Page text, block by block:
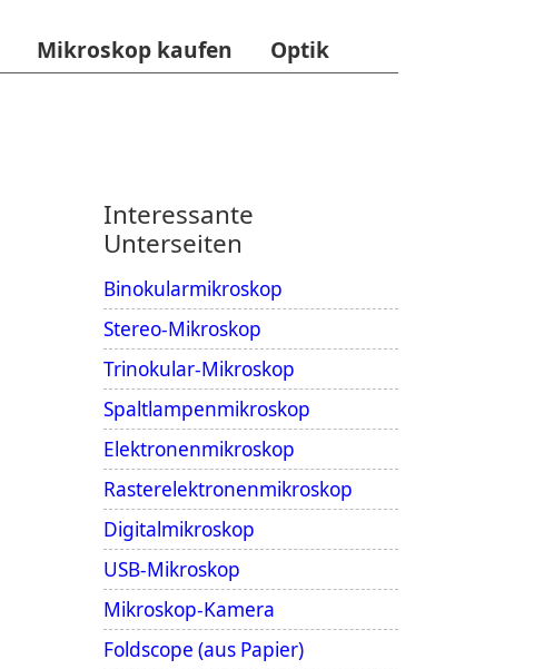
Mikroskop kaufen
Optik
Interessante
Unterseiten
Binokularmikroskop
Stereo-Mikroskop
Trinokular-Mikroskop
Spaltlampenmikroskop
Elektronenmikroskop
Rasterelektronenmikroskop
Digitalmikroskop
USB-Mikroskop
Mikroskop-Kamera
Foldscope (aus Papier)